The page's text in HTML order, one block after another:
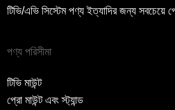
টিভি/এভি সিস্টেম পণ্য ইত্যাদির জন্য সবচেয়ে
পণ্য পরিসীমা
টিভি মাউন্ট
প্রো মাউন্ট এবং স্ট্যান্ড